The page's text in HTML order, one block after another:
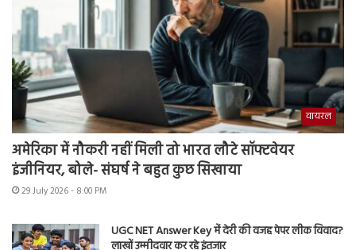
वायरल
अमेरिका में नौकरी नहीं मिली तो भारत लौटे सॉफ्टवेयर
इंजीनियर, बोले- संघर्ष ने बहुत कुछ सिखाया
29 July 2026 - 8:00 PM
UGC NET Answer Key में देरी की वजह पेपर लीक विवाद?
लाखों उम्मीदवार कर रहे इंतजार